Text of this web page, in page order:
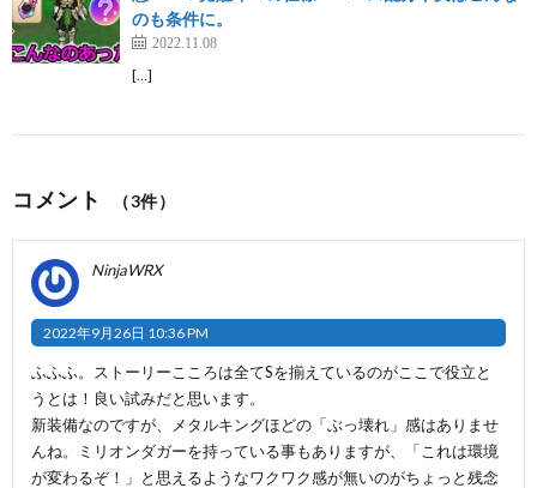
のも条件に。
2022.11.08
[…]
コメント （3件）
NinjaWRX
2022年9月26日 10:36 PM
ふふふ。ストーリーこころは全てSを揃えているのがここで役立と
うとは！良い試みだと思います。
新装備なのですが、メタルキングほどの「ぶっ壊れ」感はありませ
んね。ミリオンダガーを持っている事もありますが、「これは環境
が変わるぞ！」と思えるようなワクワク感が無いのがちょっと残念